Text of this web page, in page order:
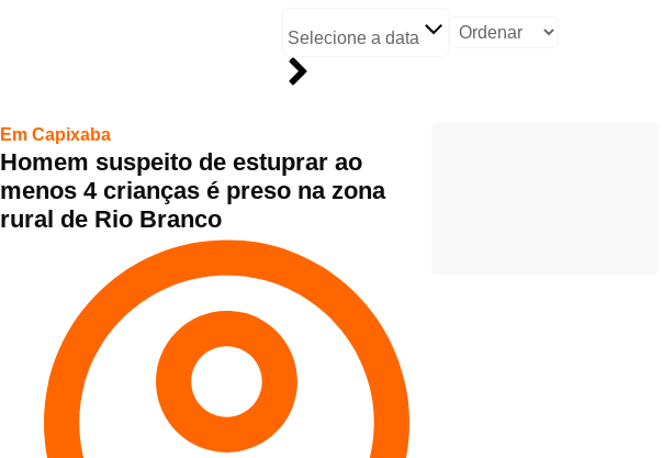
Selecione a data
Em Capixaba
Homem suspeito de estuprar ao
menos 4 crianças é preso na zona
rural de Rio Branco